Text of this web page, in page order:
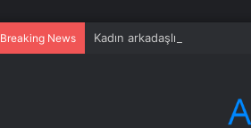
Breaking News Kadın arkadaşlıkları ruh